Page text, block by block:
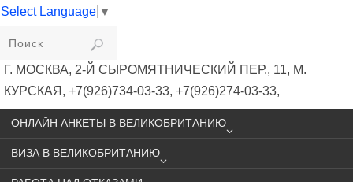
Select Language ▼
VIKIVISA
Г. МОСКВА, 2-Й СЫРОМЯТНИЧЕСКИЙ ПЕР., 11, М.
КУРСКАЯ, +7(926)734-03-33, +7(926)274-03-33,
VISA@VIKIVISA.RU
ОНЛАЙН АНКЕТЫ В ВЕЛИКОБРИТАНИЮ
ВИЗА В ВЕЛИКОБРИТАНИЮ